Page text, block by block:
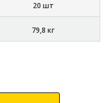
20 шт
79,8 кг